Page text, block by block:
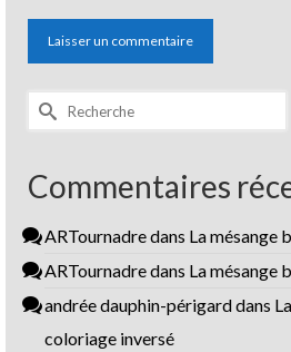
Rechercher :
Commentaires
ARTournadredans La mésange
ARTournadredans La mésange
andrée dauphin-périgarddans
coloriage inversé